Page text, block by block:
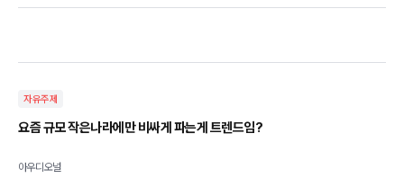
자유주제
요즘 규모 작은나라에만 비싸게 파는게 트렌드임?
아우디오널